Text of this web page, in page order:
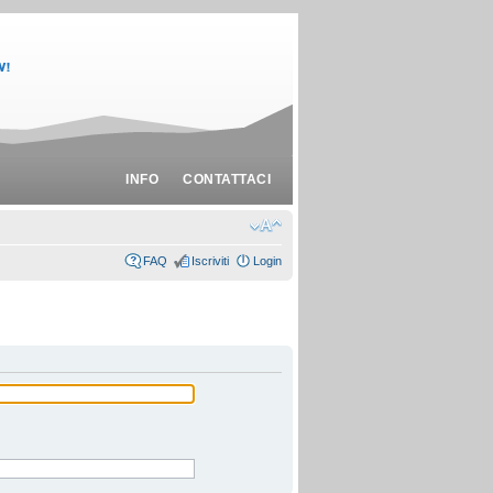
INFO CONTATTACI
FAQ Iscriviti Login